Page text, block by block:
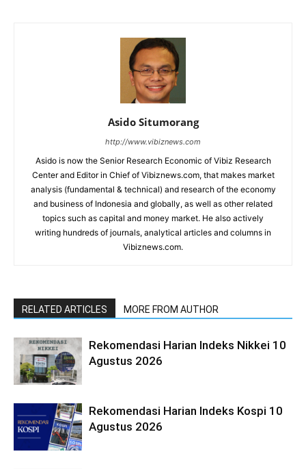
Asido Situmorang
http://www.vibiznews.com
Asido is now the Senior Research Economic of Vibiz Research
Center and Editor in Chief of Vibiznews.com, that makes market
analysis (fundamental & technical) and research of the economy
and business of Indonesia and globally, as well as other related
topics such as capital and money market. He also actively
writing hundreds of journals, analytical articles and columns in
Vibiznews.com.
RELATED ARTICLES MORE FROM AUTHOR
Rekomendasi Harian Indeks Nikkei 10
Agustus 2026
Rekomendasi Harian Indeks Kospi 10
Agustus 2026